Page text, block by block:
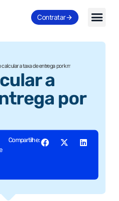
Contratar
calcular a taxa de entrega por km
a
por
Compartilhe: